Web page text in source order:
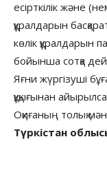
есірткілік және
құралдарын
көлік құралдарын
бойынша сотқа
Яғни жүргізуші
құқығынан
Оқиғаның толық
Түркістан